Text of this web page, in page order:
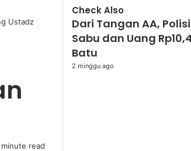
Ustadz
minute read
Check Also
Dari Tangan AA,
Sabu dan Uang
Batu
2 minggu ago